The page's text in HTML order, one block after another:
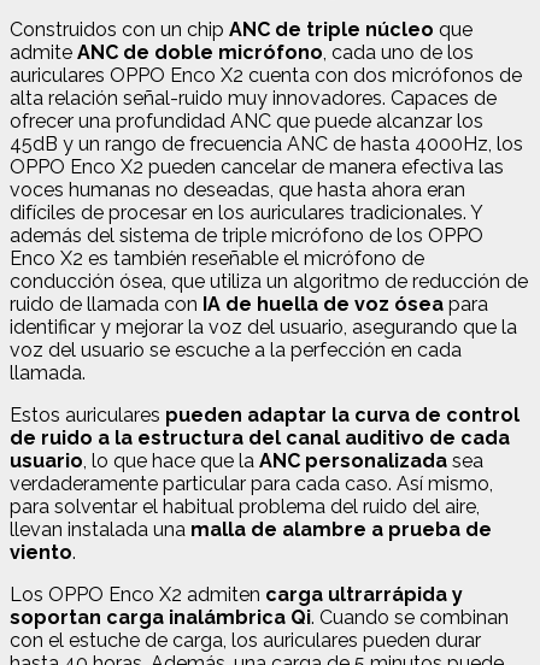
Construidos con un chip ANC de triple núcleo que
admite ANC de doble micrófono, cada uno de los
auriculares OPPO Enco X2 cuenta con dos micrófonos de
alta relación señal-ruido muy innovadores. Capaces de
ofrecer una profundidad ANC que puede alcanzar los
45dB y un rango de frecuencia ANC de hasta 4000Hz, los
OPPO Enco X2 pueden cancelar de manera efectiva las
voces humanas no deseadas, que hasta ahora eran
difíciles de procesar en los auriculares tradicionales. Y
además del sistema de triple micrófono de los OPPO
Enco X2 es también reseñable el micrófono de
conducción ósea, que utiliza un algoritmo de reducción de
ruido de llamada con IA de huella de voz ósea para
identificar y mejorar la voz del usuario, asegurando que la
voz del usuario se escuche a la perfección en cada
llamada.
Estos auriculares pueden adaptar la curva de control
de ruido a la estructura del canal auditivo de cada
usuario, lo que hace que la ANC personalizada sea
verdaderamente particular para cada caso. Así mismo,
para solventar el habitual problema del ruido del aire,
llevan instalada una malla de alambre a prueba de
viento.
Los OPPO Enco X2 admiten carga ultrarrápida y
soportan carga inalámbrica Qi. Cuando se combinan
con el estuche de carga, los auriculares pueden durar